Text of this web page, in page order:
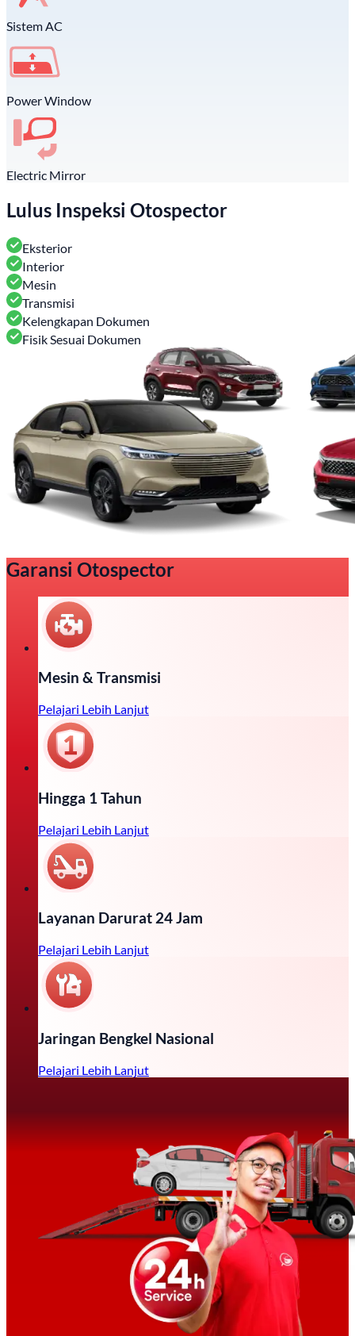
Sistem AC
Power Window
Electric Mirror
Lulus Inspeksi Otospector
Eksterior
Interior
Mesin
Transmisi
Kelengkapan Dokumen
Fisik Sesuai Dokumen
Garansi Otospector
Mesin & Transmisi
Pelajari Lebih Lanjut
Hingga 1 Tahun
Pelajari Lebih Lanjut
Layanan Darurat 24 Jam
Pelajari Lebih Lanjut
Jaringan Bengkel Nasional
Pelajari Lebih Lanjut